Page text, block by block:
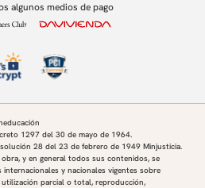
algunos medios de pago
1297 del 30 de mayo de 1964.
28 del 23 de febrero de 1949 Minjusticia.
y en general todos sus contenidos, se
y nacionales vigentes sobre
parcial o total, reproducción,